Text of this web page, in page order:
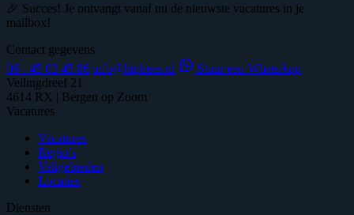
🎉 Succes! Je ontvangt vanaf nu de nieuwste vacatures in je
mailbox!
Contact gegevens
06 - 45 03 45 86 info@htphees.nl
Stuur een WhatsApp
Veilingdreef 21
4614 RX | Bergen op Zoom
Vacatures
Vacatures
Regio’s
Vakgebieden
Locaties
Diensten